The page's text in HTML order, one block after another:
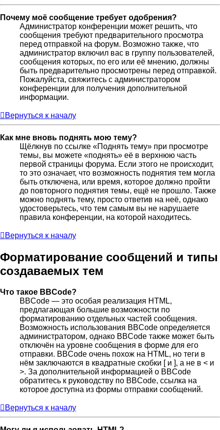
Почему моё сообщение требует одобрения?
Администратор конференции может решить, что
сообщения требуют предварительного просмотра
перед отправкой на форум. Возможно также, что
администратор включил вас в группу пользователей,
сообщения которых, по его или её мнению, должны
быть предварительно просмотрены перед отправкой.
Пожалуйста, свяжитесь с администратором
конференции для получения дополнительной
информации.
Вернуться к началу
Как мне вновь поднять мою тему?
Щёлкнув по ссылке «Поднять тему» при просмотре
темы, вы можете «поднять» её в верхнюю часть
первой страницы форума. Если этого не происходит,
то это означает, что возможность поднятия тем могла
быть отключена, или время, которое должно пройти
до повторного поднятия темы, ещё не прошло. Также
можно поднять тему, просто ответив на неё, однако
удостоверьтесь, что тем самым вы не нарушаете
правила конференции, на которой находитесь.
Вернуться к началу
Форматирование сообщений и типы
создаваемых тем
Что такое BBCode?
BBCode — это особая реализация HTML,
предлагающая большие возможности по
форматированию отдельных частей сообщения.
Возможность использования BBCode определяется
администратором, однако BBCode также может быть
отключён на уровне сообщения в форме для его
отправки. BBCode очень похож на HTML, но теги в
нём заключаются в квадратные скобки [ и ], а не в < и
>. За дополнительной информацией о BBCode
обратитесь к руководству по BBCode, ссылка на
которое доступна из формы отправки сообщений.
Вернуться к началу